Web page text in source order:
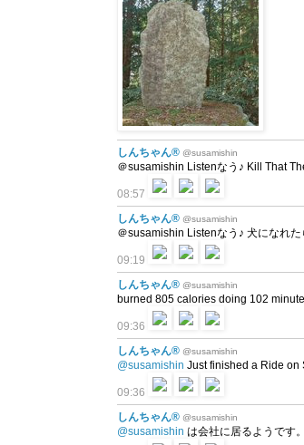
しんちゃん® @susamishin
＠susamishin Listenなう♪ Kill That
08:57
しんちゃん® @susamishin
＠susamishin Listenなう♪ 犬になれた
09:19
しんちゃん® @susamishin
burned 805 calories doing 102
09:36
しんちゃん® @susamishin
@susamishin Just finished a Ride on
09:36
しんちゃん® @susamishin
@susamishin は会社に居るようです。